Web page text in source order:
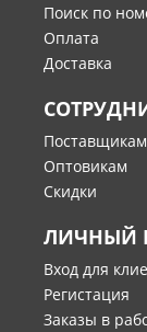
Поиск по
Оплата
Доставка
Поставщикам
Оптовикам
Скидки
ЛИЧНЫЙ
Вход для
Регистация
Заказы в